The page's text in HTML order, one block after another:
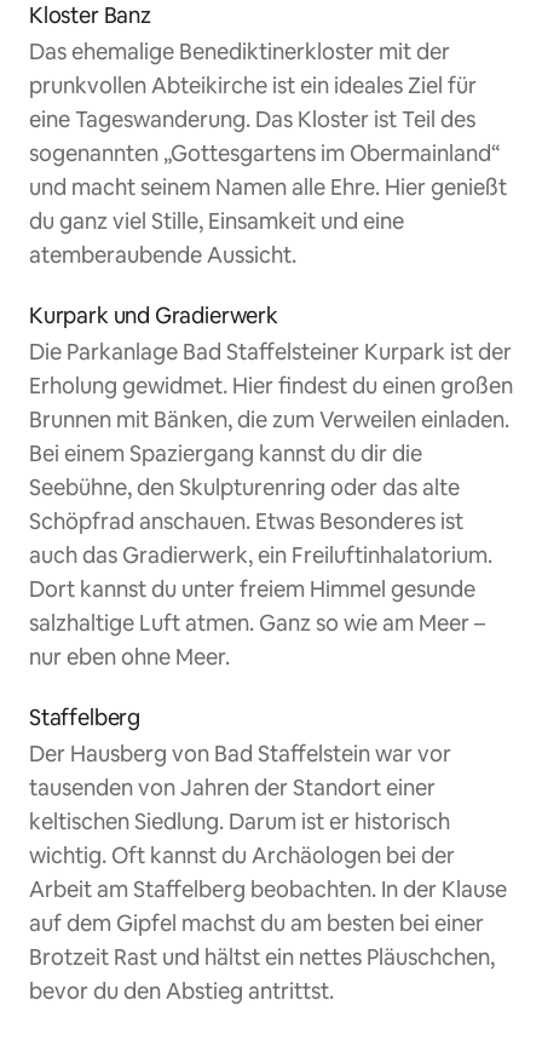
Kloster Banz
Das ehemalige Benediktinerkloster mit der
prunkvollen Abteikirche ist ein ideales Ziel für
eine Tageswanderung. Das Kloster ist Teil des
sogenannten „Gottesgartens im Obermainland“
und macht seinem Namen alle Ehre. Hier genießt
du ganz viel Stille, Einsamkeit und eine
atemberaubende Aussicht.
Kurpark und Gradierwerk
Die Parkanlage Bad Staffelsteiner Kurpark ist der
Erholung gewidmet. Hier findest du einen großen
Brunnen mit Bänken, die zum Verweilen einladen.
Bei einem Spaziergang kannst du dir die
Seebühne, den Skulpturenring oder das alte
Schöpfrad anschauen. Etwas Besonderes ist
auch das Gradierwerk, ein Freiluftinhalatorium.
Dort kannst du unter freiem Himmel gesunde
salzhaltige Luft atmen. Ganz so wie am Meer –
nur eben ohne Meer.
Staffelberg
Der Hausberg von Bad Staffelstein war vor
tausenden von Jahren der Standort einer
keltischen Siedlung. Darum ist er historisch
wichtig. Oft kannst du Archäologen bei der
Arbeit am Staffelberg beobachten. In der Klause
auf dem Gipfel machst du am besten bei einer
Brotzeit Rast und hältst ein nettes Pläuschchen,
bevor du den Abstieg antrittst.